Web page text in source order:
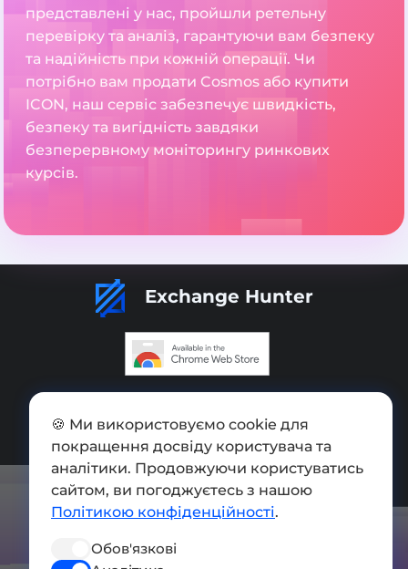
представлені у нас, пройшли ретельну
перевірку та аналіз, гарантуючи вам безпеку
та надійність при кожній операції. Чи
потрібно вам продати Cosmos або купити
ICON, наш сервіс забезпечує швидкість,
безпеку та вигідність завдяки
безперервному моніторингу ринкових
курсів.
Exchange Hunter
Мапа сайту
Press kit
Умови використання
🍪 Ми використовуємо cookie для
покращення досвіду користувача та
аналітики. Продовжуючи користуватись
сайтом, ви погоджуєтесь з нашою
Політикою конфіденційності.
Обов'язкові